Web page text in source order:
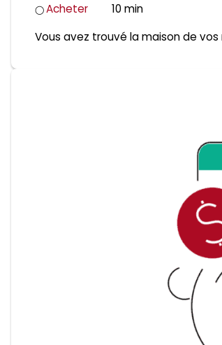
◯Acheter
10 min
Vous avez trouvé la maison de